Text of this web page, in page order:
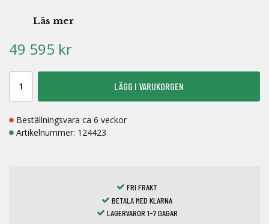
Läs mer
49 595 kr
LÄGG I VARUKORGEN
Beställningsvara ca 6 veckor
Artikelnummer: 124423
FRI FRAKT
BETALA MED KLARNA
LAGERVAROR 1-7 DAGAR